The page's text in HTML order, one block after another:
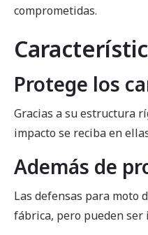
comprometidas.
Protege los
Gracias a su estructura
impacto se reciba en
Además de
Las defensas para moto
fábrica, pero pueden ser